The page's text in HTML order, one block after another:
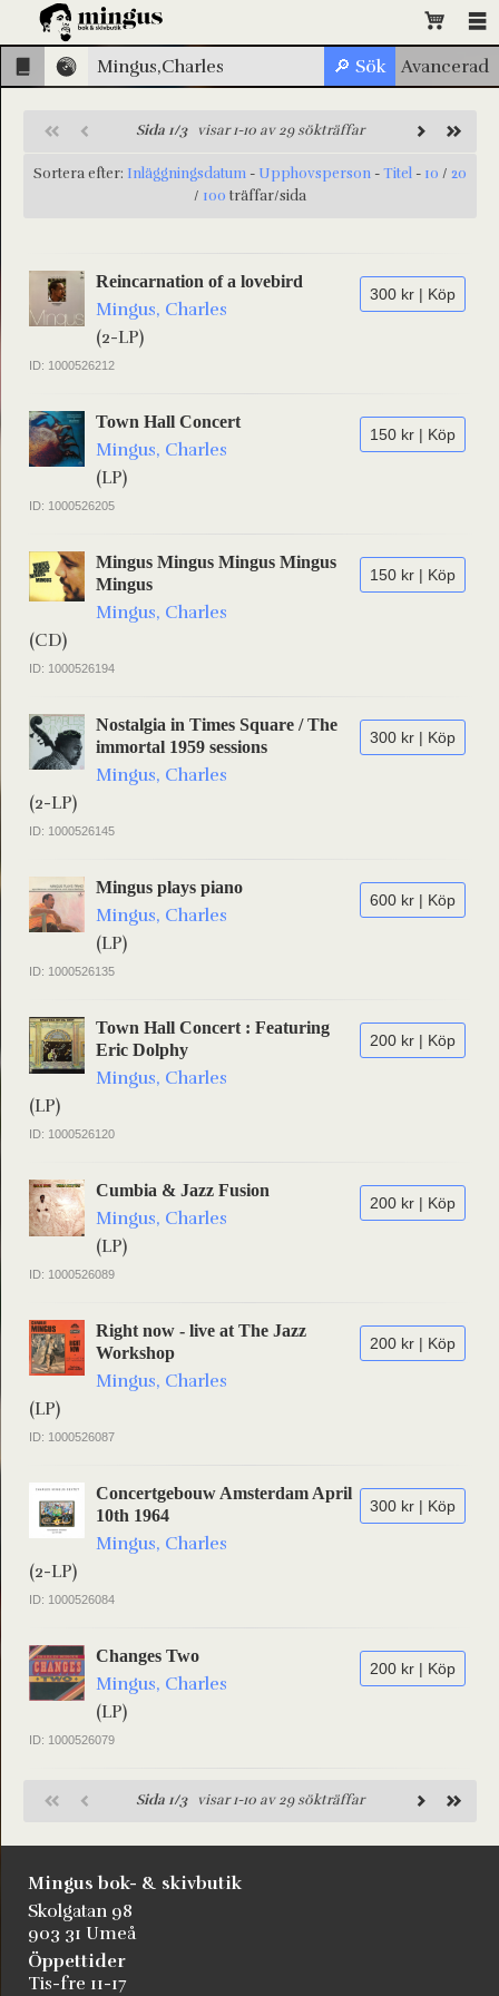
Sida 1/3visar 1-10 av 29 sökträffar
Sortera efter: Inläggningsdatum - Upphovsperson -Titel - 10 / 20
/ 100 träffar/sida
300 kr | Köp
Reincarnation of a lovebird
Mingus, Charles
(2-LP)
ID: 1000526212
150 kr | Köp
Town Hall Concert
Mingus, Charles
(LP)
ID: 1000526205
150 kr | Köp
Mingus Mingus Mingus Mingus
Mingus
Mingus, Charles
(CD)
ID: 1000526194
300 kr | Köp
Nostalgia in Times Square / The
immortal 1959 sessions
Mingus, Charles
(2-LP)
ID: 1000526145
600 kr | Köp
Mingus plays piano
Mingus, Charles
(LP)
ID: 1000526135
200 kr | Köp
Town Hall Concert : Featuring
Eric Dolphy
Mingus, Charles
(LP)
ID: 1000526120
200 kr | Köp
Cumbia & Jazz Fusion
Mingus, Charles
(LP)
ID: 1000526089
200 kr | Köp
Right now - live at The Jazz
Workshop
Mingus, Charles
(LP)
ID: 1000526087
300 kr | Köp
Concertgebouw Amsterdam April
10th 1964
Mingus, Charles
(2-LP)
ID: 1000526084
200 kr | Köp
Changes Two
Mingus, Charles
(LP)
ID: 1000526079
Sida 1/3visar 1-10 av 29 sökträffar
Mingus bok- & skivbutik
Skolgatan 98
903 31 Umeå
Öppettider
Tis-fre 11-17